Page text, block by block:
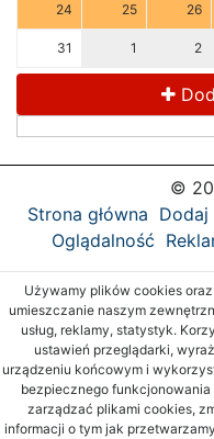
24 25 26
31 1 2
©
Strona główna
Oglądalność
Używamy plików cookies
umieszczanie naszym
usług, reklamy, statystyk.
ustawień przeglądarki,
urządzeniu końcowym i
bezpiecznego
zarządzać plikami cookies,
informacji o tym jak